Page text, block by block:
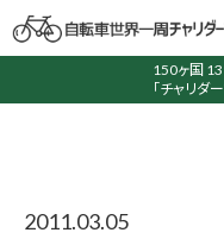
150ヶ国
「チャリダ
2011.03.05